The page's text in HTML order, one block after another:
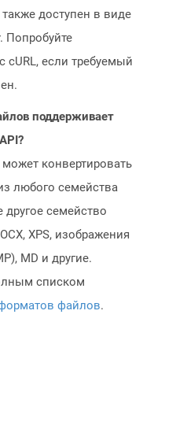
доступен в виде
Попробуйте
cURL, если требуемый
поддерживает
конвертировать
любого семейства
семейство
XPS, изображения
MD и другие.
списком
файлов.